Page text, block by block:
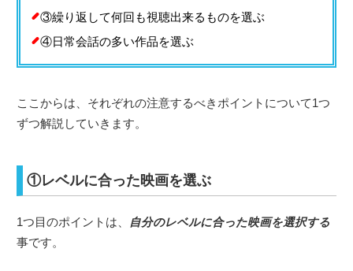
③繰り返して何回も視聴出来るものを選ぶ
④日常会話の多い作品を選ぶ
ここからは、それぞれの注意するべきポイントについて1つ
ずつ解説していきます。
①レベルに合った映画を選ぶ
1つ目のポイントは、
自分のレベルに合った映画を選択する
事です。